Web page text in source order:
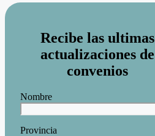
Recibe las ultimas
actualizaciones de
convenios
Nombre
Provincia